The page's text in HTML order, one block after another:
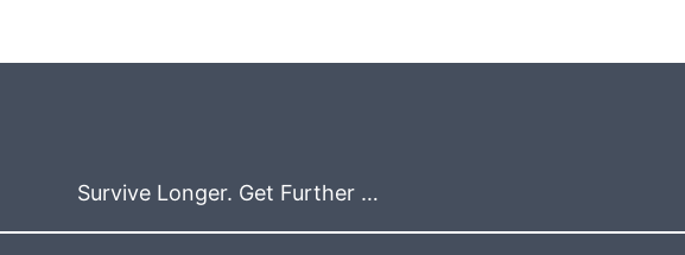
Survive Longer. Get Further …